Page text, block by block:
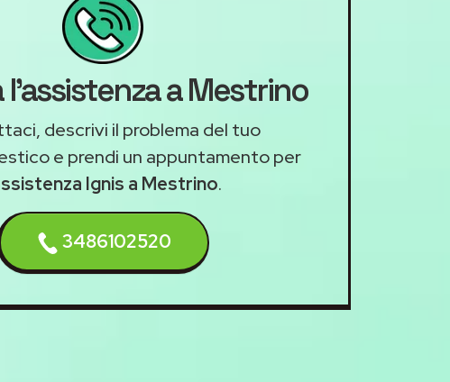
l'assistenza a Mestrino
descrivi il problema del tuo
e prendi un appuntamento per
Ignis a Mestrino.
3486102520